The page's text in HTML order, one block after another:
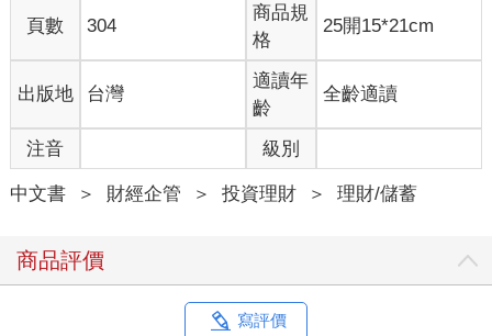
頁數 304
商品規
格
25開15*21cm
出版地 台灣
適讀年
齡
全齡適讀
注音 級別
中文書 ＞ 財經企管 ＞ 投資理財 ＞ 理財/儲蓄
商品評價
寫評價